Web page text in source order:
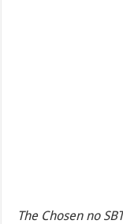
The Chosen no